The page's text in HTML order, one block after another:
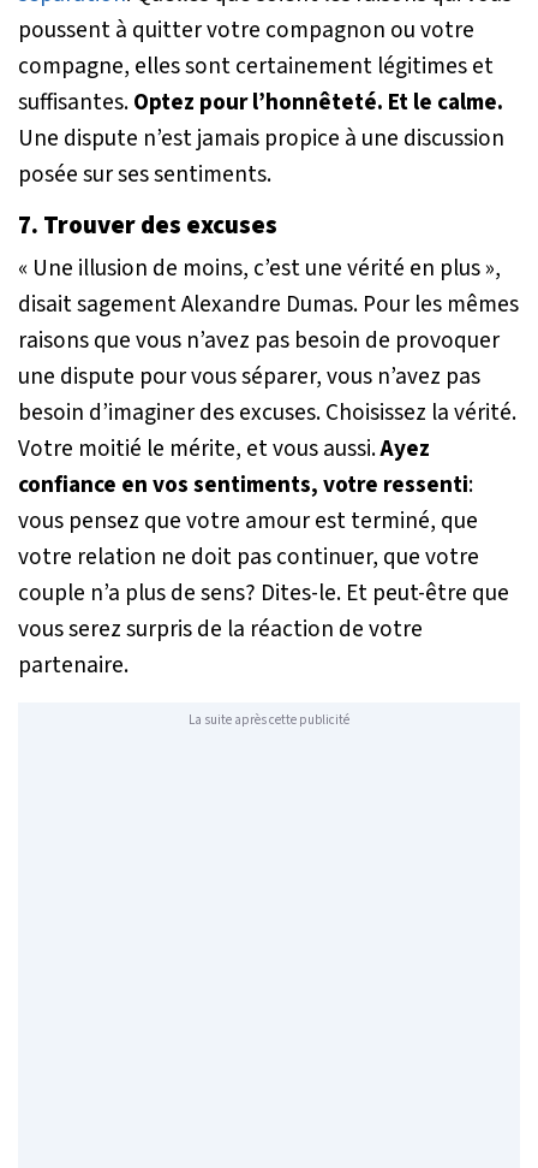
poussent à quitter votre compagnon ou votre
compagne, elles sont certainement légitimes et
suffisantes.Optez pour l’honnêteté. Et le calme.
Une dispute n’est jamais propice à une discussion
posée sur ses sentiments.
7. Trouver des excuses
« Une illusion de moins, c’est une vérité en plus »,
disait sagement Alexandre Dumas. Pour les mêmes
raisons que vous n’avez pas besoin de provoquer
une dispute pour vous séparer, vous n’avez pas
besoin d’imaginer des excuses. Choisissez la vérité.
Votre moitié le mérite, et vous aussi.Ayez
confiance en vos sentiments, votre ressenti:
vous pensez que votre amour est terminé, que
votre relation ne doit pas continuer, que votre
couple n’a plus de sens? Dites-le. Et peut-être que
vous serez surpris de la réaction de votre
partenaire.
La suite après cette publicité